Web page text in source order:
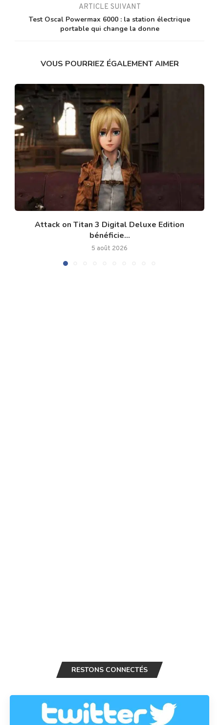
ARTICLE SUIVANT
Test Oscal Powermax 6000 : la station électrique
portable qui change la donne
VOUS POURRIEZ ÉGALEMENT AIMER
Attack on Titan 3 Digital Deluxe Edition
bénéficie...
5 août 2026
RESTONS CONNECTÉS